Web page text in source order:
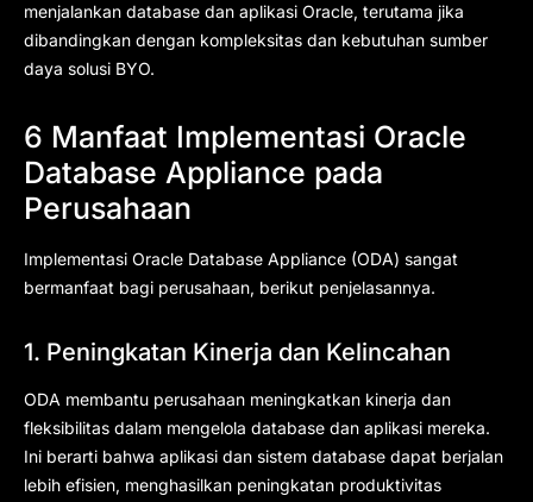
menjalankan database dan aplikasi Oracle, terutama jika
dibandingkan dengan kompleksitas dan kebutuhan sumber
daya solusi BYO.
6 Manfaat Implementasi Oracle
Database Appliance pada
Perusahaan
Implementasi Oracle Database Appliance (ODA) sangat
bermanfaat bagi perusahaan, berikut penjelasannya.
1. Peningkatan Kinerja dan Kelincahan
ODA membantu perusahaan meningkatkan kinerja dan
fleksibilitas dalam mengelola database dan aplikasi mereka.
Ini berarti bahwa aplikasi dan sistem database dapat berjalan
lebih efisien, menghasilkan peningkatan produktivitas